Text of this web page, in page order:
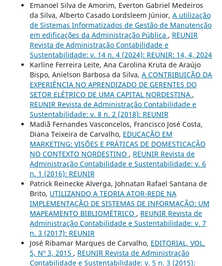
Emanoel Silva de Amorim, Everton Gabriel Medeiros
da Silva, Alberto Casado Lordsleem Júnior, A utilização
de Sistemas Informatizados de Gestão de Manutenção
em edificações da Administração Pública , REUNIR
Revista de Administração Contabilidade e
Sustentabilidade: v. 14 n. 4 (2024): REUNIR: 14, 4, 2024
Karline Ferreira Leite, Ana Carolina Kruta de Araújo
Bispo, Anielson Barbosa da Silva, A CONTRIBUIÇÃO DA
EXPERIÊNCIA NO APRENDIZADO DE GERENTES DO
SETOR ELÉTRICO DE UMA CAPITAL NORDESTINA ,
REUNIR Revista de Administração Contabilidade e
Sustentabilidade: v. 8 n. 2 (2018): REUNIR
Madiã Fernandes Vasconcelos, Francisco José Costa,
Diana Teixeira de Carvalho, EDUCAÇÃO EM
MARKETING: VISÕES E PRÁTICAS DE DOMESTICAÇÃO
NO CONTEXTO NORDESTINO , REUNIR Revista de
Administração Contabilidade e Sustentabilidade: v. 6
n. 1 (2016): REUNIR
Patrick Reinecke Alverga, Johnatan Rafael Santana de
Brito, UTILIZANDO A TEORIA ATOR-REDE NA
IMPLEMENTAÇÃO DE SISTEMAS DE INFORMAÇÃO: UM
MAPEAMENTO BIBLIOMÉTRICO , REUNIR Revista de
Administração Contabilidade e Sustentabilidade: v. 7
n. 3 (2017): REUNIR
José Ribamar Marques de Carvalho, EDITORIAL, VOL.
5, Nº 3, 2015 , REUNIR Revista de Administração
Contabilidade e Sustentabilidade: v. 5 n. 3 (2015):